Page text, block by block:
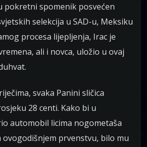
pokretni spomenik posvećen
selekcija u SAD-u, Meksiku
procesa lijepljenja, Irac je
ali i novca, uložio u ovaj
svaka Panini sličica
28 centi. Kako bi u
automobil licima nogometaša
prvenstvu, bilo mu